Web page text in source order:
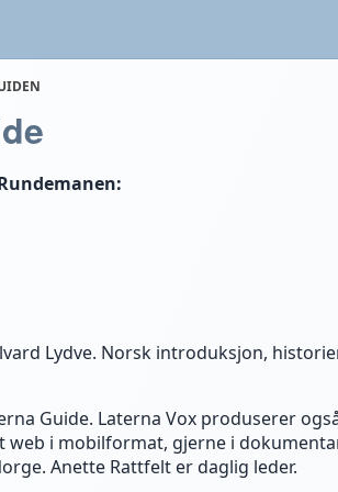
Lydve. Norsk introduksjon,
Guide. Laterna Vox produserer
web i mobilformat, gjerne i
Anette Rattfelt er daglig leder.